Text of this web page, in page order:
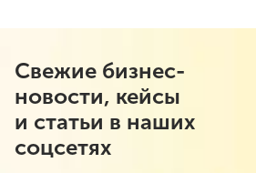
Свежие бизнес-
новости, кейсы
и статьи в наших
соцсетях